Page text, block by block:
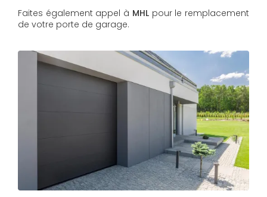
Faites également appel à MHLpour le remplacement
de votre porte de garage.